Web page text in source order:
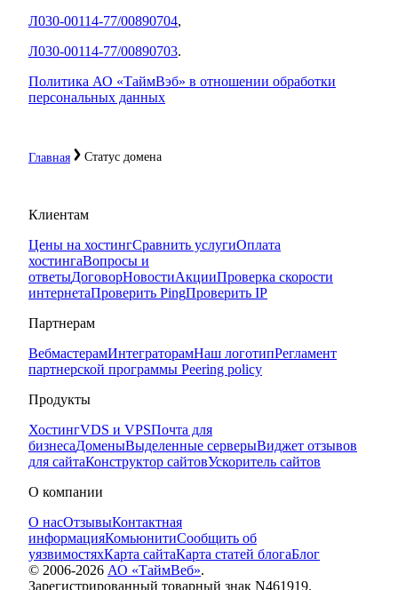
Главная Статус домена
Л030-00114-77/00890704,
Л030-00114-77/00890703.
Политика АО «ТаймВэб» в отношении обработки
персональных данных
Клиентам
Цены на хостингСравнить услугиОплата
хостингаВопросы и
ответыДоговорНовостиАкцииПроверка скорости
интернетаПроверить PingПроверить IP
Партнерам
ВебмастерамИнтеграторамНаш логотипРегламент
партнерской программы Peering policy
Продукты
ХостингVDS и VPSПочта для
бизнесаДоменыВыделенные серверыВиджет отзывов
для сайтаКонструктор сайтовУскоритель сайтов
О компании
О насОтзывыКонтактная
информацияКомьюнитиСообщить об
уязвимостяхКарта сайтаКарта статей блогаБлог
© 2006-2026 АО «ТаймВеб».
Зарегистрированный товарный знак N461919.